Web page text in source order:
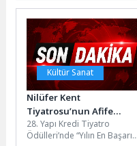
Kocaeli, haziran ayında
dünya genelinde 300...
Kültür Sanat
Nilüfer Kent
Tiyatrosu’nun Afife
gururu: Prima Facie
28. Yapı Kredi Tiyatro
Ödülleri’nde “Yılın En Başarılı